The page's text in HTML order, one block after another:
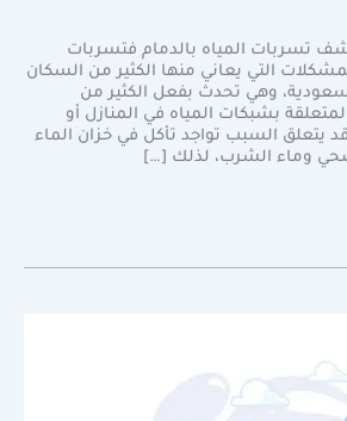
تسربات المياه بالدمام فتسربات
التي يعاني منها الكثير من السكان
وهي تحدث بفعل الكثير من
بشبكات المياه في المنازل أو
يتعلق السبب تواجد تأكل في خزان الماء
وماء الشرب، لذلك […]